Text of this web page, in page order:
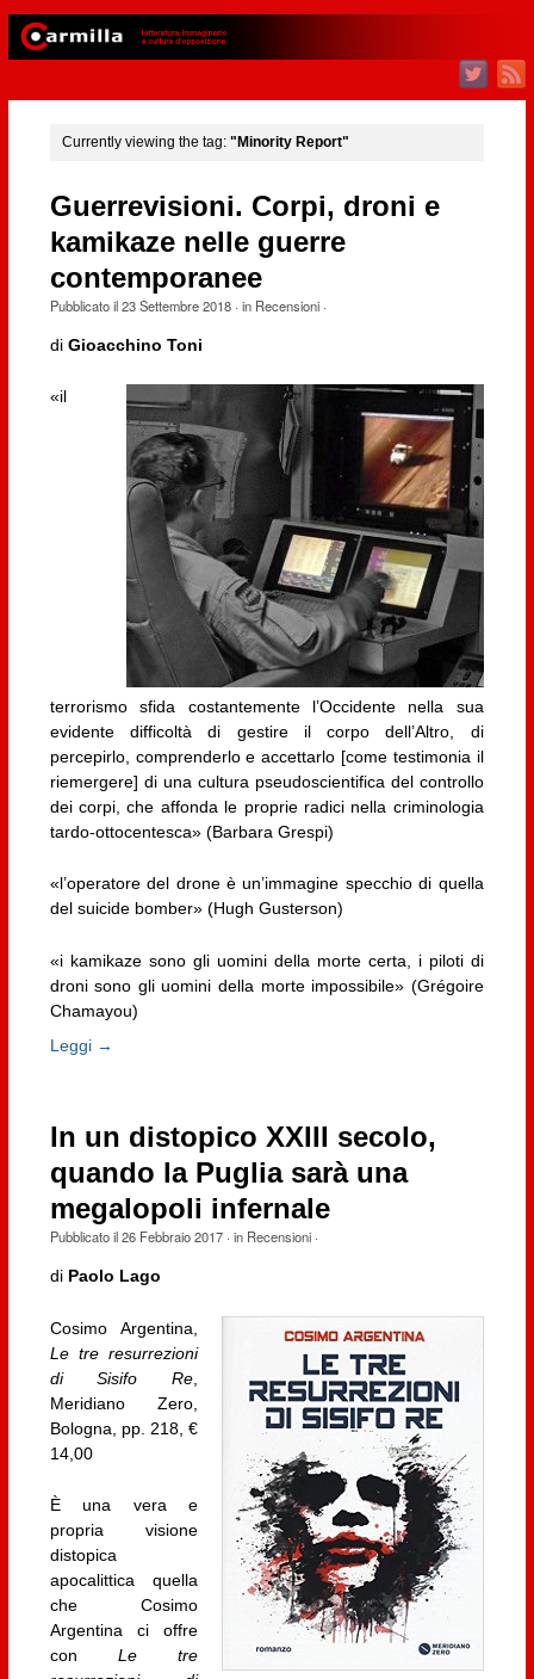
Currently viewing the tag: "Minority Report"
Guerrevisioni. Corpi, droni e
kamikaze nelle guerre
contemporanee
Pubblicato il23 Settembre 2018· in Recensioni·
di Gioacchino Toni
«il
terrorismo sfida costantemente l’Occidente nella sua
evidente difficoltà di gestire il corpo dell’Altro, di
percepirlo, comprenderlo e accettarlo [come testimonia il
riemergere] di una cultura pseudoscientifica del controllo
dei corpi, che affonda le proprie radici nella criminologia
tardo-ottocentesca» (Barbara Grespi)
«l’operatore del drone è un’immagine specchio di quella
del suicide bomber» (Hugh Gusterson)
«i kamikaze sono gli uomini della morte certa, i piloti di
droni sono gli uomini della morte impossibile» (Grégoire
Chamayou)
Leggi →
In un distopico XXIII secolo,
quando la Puglia sarà una
megalopoli infernale
Pubblicato il26 Febbraio 2017· in Recensioni·
di Paolo Lago
Cosimo Argentina,
Le tre resurrezioni
di Sisifo Re
Meridiano Zero,
Bologna, pp. 218, €
14,00
È una vera e
propria visione
distopica
apocalittica quella
che Cosimo
Argentina ci offre
con Le tre